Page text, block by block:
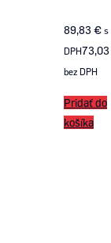
89,83€ s
DPH73,03
bez DPH
Pridať do
košíka